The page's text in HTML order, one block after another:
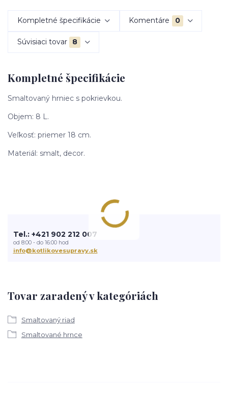
Kompletné špecifikácie Komentáre 0
Súvisiaci tovar 8
Kompletné špecifikácie
Smaltovaný hrniec s pokrievkou.
Objem: 8 L.
Veľkosť: priemer 18 cm.
Materiál: smalt, decor.
Tovar zaradený v kategóriách
Smaltovaný riad
Smaltované hrnce
Tel.: +421 902 212 007
od 8:00 - do 16:00 hod
info@kotlikovesupravy.sk